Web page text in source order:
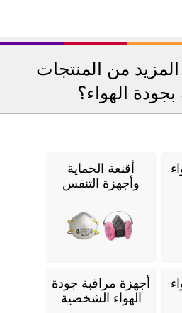
من المنتجات
بجودة الهواء؟
أقنعة الحماية
وأجهزة التنفس
أجهزة مراقبة جودة
الهواء الشخصية